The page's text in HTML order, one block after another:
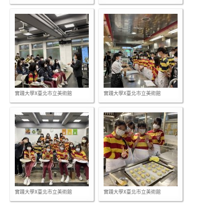
實踐大學X臺北市立美術館 實踐大學X臺北市立美術館
實踐大學X臺北市立美術館 實踐大學X臺北市立美術館